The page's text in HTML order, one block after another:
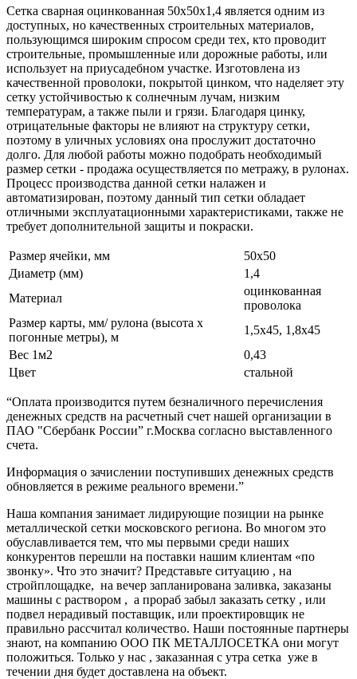
Сетка сварная оцинкованная 50х50х1,4 является одним из
доступных, но качественных строительных материалов,
пользующимся широким спросом среди тех, кто проводит
строительные, промышленные или дорожные работы, или
использует на приусадебном участке. Изготовлена из
качественной проволоки, покрытой цинком, что наделяет эту
сетку устойчивостью к солнечным лучам, низким
температурам, а также пыли и грязи. Благодаря цинку,
отрицательные факторы не влияют на структуру сетки,
поэтому в уличных условиях она прослужит достаточно
долго. Для любой работы можно подобрать необходимый
размер сетки - продажа осуществляется по метражу, в рулонах.
Процесс производства данной сетки налажен и
автоматизирован, поэтому данный тип сетки обладает
отличными эксплуатационными характеристиками, также не
требует дополнительной защиты и покраски.
Размер ячейки, мм
50х50
Диаметр (мм)
1,4
Материал
оцинкованная
проволока
Размер карты, мм/ рулона (высота х
погонные метры), м
1,5х45, 1,8х45
Вес 1м2
0,43
Цвет
стальной
“Оплата производится путем безналичного перечисления
денежных средств на расчетный счет нашей организации в
ПАО "Сбербанк России” г.Москва согласно выставленного
счета.
Информация о зачислении поступивших денежных средств
обновляется в режиме реального времени.”
Наша компания занимает лидирующие позиции на рынке
металлической сетки московского региона. Во многом это
обуславливается тем, что мы первыми среди наших
конкурентов перешли на поставки нашим клиентам «по
звонку». Что это значит? Представьте ситуацию , на
стройплощадке, на вечер запланирована заливка, заказаны
машины с раствором , а прораб забыл заказать сетку , или
подвел нерадивый поставщик, или проектировщик не
правильно рассчитал количество. Наши постоянные партнеры
знают, на компанию ООО ПК МЕТАЛЛОСЕТКА они могут
положиться. Только у нас , заказанная с утра сетка уже в
течении дня будет доставлена на объект.